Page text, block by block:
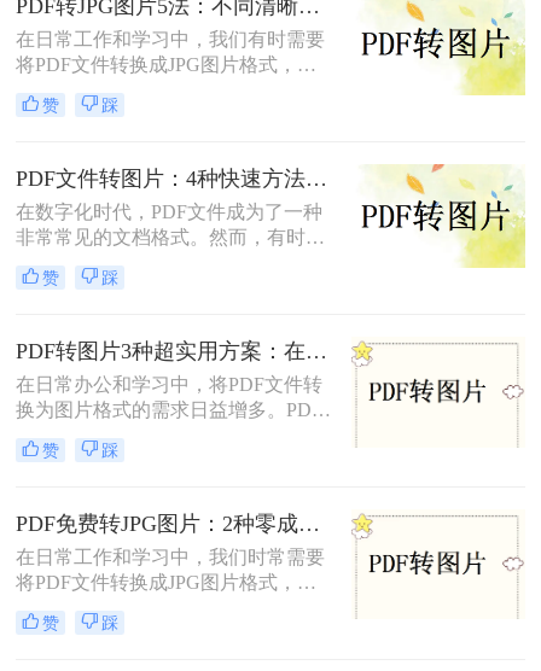
PDF转JPG图片5法：不同清晰度需求下的最优选择！
在日常工作和学习中，我们有时需要
将PDF文件转换成JPG图片格式，以
便于在社交媒体、网站或打印设备上
展示和分享。那么pdf怎么转换成jpg
成JPG图片的方法。每种方法都有其
独特的优缺点和适用场景，用户可以
根据自己的需求选择最合适的方法。
赞 踩
PDF文件转图片：4种快速方法的速度排名和操作步骤！
在数字化时代，PDF文件成为了一种
非常常见的文档格式。然而，有时候
我们需要将PDF文件转换为图片格
式，以便于在网页或者其他媒体上使
本文将为您介绍几种简单、快速且高
效的转换方法。
赞 踩
PDF转图片3种超实用方案：在线、客户端、截图各自优势！
在日常办公和学习中，将PDF文件转
换为图片格式的需求日益增多。PDF
转图片不仅便于分享、保存和打印，
还能有效规避某些版权问题，提高阅
将介绍三种常用的PDF转图片方法。
赞 踩
PDF免费转JPG图片：2种零成本方案的转换效果和限制！
在日常工作和学习中，我们时常需要
将PDF文件转换成JPG图片格式，以
便于在多种设备和平台上进行浏览和
分享。那么pdf怎么转换成jpg图片免
赞 踩